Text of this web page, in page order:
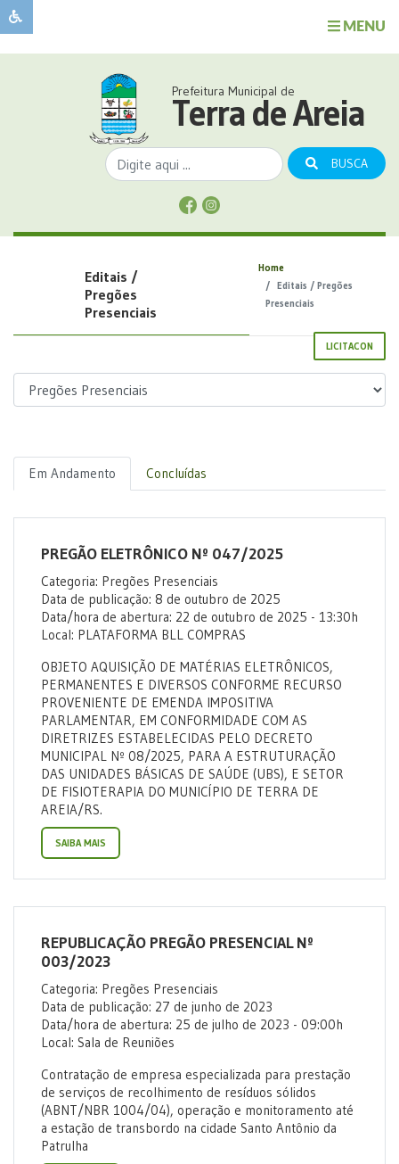
MENU
Sobre
Sobre
Prefeitura Municipal de
Terra de Areia
BUSCA
Editais /
Pregões
Presenciais
Home
Editais / Pregões
Presenciais
LICITACON
Em Andamento Concluídas
PREGÃO ELETRÔNICO Nº 047/2025
Categoria: Pregões Presenciais
Data de publicação: 8 de outubro de 2025
Data/hora de abertura: 22 de outubro de 2025 - 13:30h
Local: PLATAFORMA BLL COMPRAS
OBJETO AQUISIÇÃO DE MATÉRIAS ELETRÔNICOS,
PERMANENTES E DIVERSOS CONFORME RECURSO
PROVENIENTE DE EMENDA IMPOSITIVA
PARLAMENTAR, EM CONFORMIDADE COM AS
DIRETRIZES ESTABELECIDAS PELO DECRETO
MUNICIPAL Nº 08/2025, PARA A ESTRUTURAÇÃO
DAS UNIDADES BÁSICAS DE SAÚDE (UBS), E SETOR
DE FISIOTERAPIA DO MUNICÍPIO DE TERRA DE
AREIA/RS.
SAIBA MAIS
REPUBLICAÇÃO PREGÃO PRESENCIAL Nº
003/2023
Categoria: Pregões Presenciais
Data de publicação: 27 de junho de 2023
Data/hora de abertura: 25 de julho de 2023 - 09:00h
Local: Sala de Reuniões
Contratação de empresa especializada para prestação
de serviços de recolhimento de resíduos sólidos
(ABNT/NBR 1004/04), operação e monitoramento até
a estação de transbordo na cidade Santo Antônio da
Patrulha